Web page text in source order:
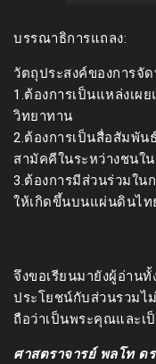
บรรณาธิการแถลง:
วัตถุประสงค์ของการจั
1.ต้องการเป็นแหล่งเผ
วิทยาทาน
2.ต้องการเป็นสื่อสัมพัน
สามัคคีในระหว่างชนใ
3.ต้องการมีส่วนร่วมใน
ให้เกิดขึ้นบนแผ่นดินไท
จึงขอเรียนมายังผู้อ่านทั้
ประโยชน์กับส่วนรวมไ
ถือว่าเป็นพระคุณและเ
ศาสตราจารย์ พลโท ด